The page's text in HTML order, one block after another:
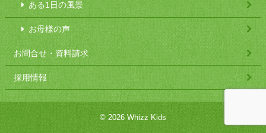
ある1日の風景
お母様の声
お問合せ・資料請求
採用情報
© 2026 Whizz Kids